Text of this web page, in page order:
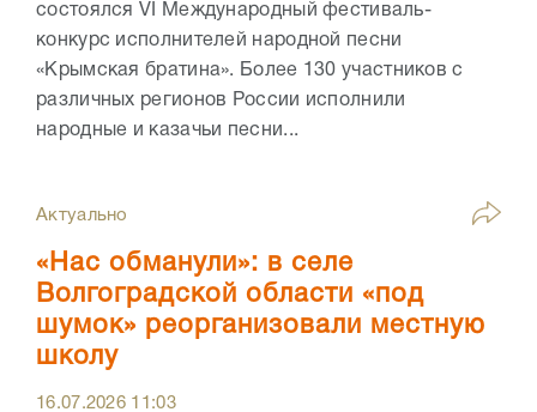
состоялся VI Международный фестиваль-
конкурс исполнителей народной песни
«Крымская братина». Более 130 участников с
различных регионов России исполнили
народные и казачьи песни...
Актуально
«Нас обманули»: в селе
Волгоградской области «под
шумок» реорганизовали местную
школу
16.07.2026 11:03